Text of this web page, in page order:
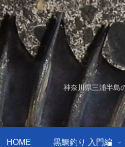
神奈川県三浦半島
HOME 黒鯛釣り 入門編